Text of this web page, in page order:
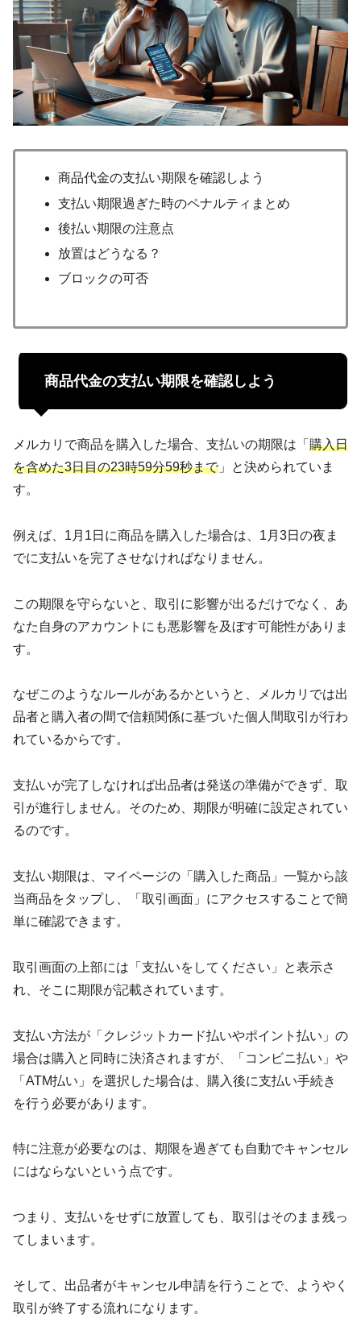
商品代金の支払い期限を確認しよう
支払い期限過ぎた時のペナルティまとめ
後払い期限の注意点
放置はどうなる？
ブロックの可否
商品代金の支払い期限を確認しよう
メルカリで商品を購入した場合、支払いの期限は「 購入日
を含めた3日目の23時59分59秒まで 」と決められていま
す。
例えば、1月1日に商品を購入した場合は、1月3日の夜ま
でに支払いを完了させなければなりません。
この期限を守らないと、取引に影響が出るだけでなく、あ
なた自身のアカウントにも悪影響を及ぼす可能性がありま
す。
なぜこのようなルールがあるかというと、メルカリでは出
品者と購入者の間で信頼関係に基づいた個人間取引が行わ
れているからです。
支払いが完了しなければ出品者は発送の準備ができず、取
引が進行しません。そのため、期限が明確に設定されてい
るのです。
支払い期限は、マイページの「購入した商品」一覧から該
当商品をタップし、「取引画面」にアクセスすることで簡
単に確認できます。
取引画面の上部には「支払いをしてください」と表示さ
れ、そこに期限が記載されています。
支払い方法が「クレジットカード払いやポイント払い」の
場合は購入と同時に決済されますが、「コンビニ払い」や
「ATM払い」を選択した場合は、購入後に支払い手続き
を行う必要があります。
特に注意が必要なのは、期限を過ぎても自動でキャンセル
にはならないという点です。
つまり、支払いをせずに放置しても、取引はそのまま残っ
てしまいます。
そして、出品者がキャンセル申請を行うことで、ようやく
取引が終了する流れになります。